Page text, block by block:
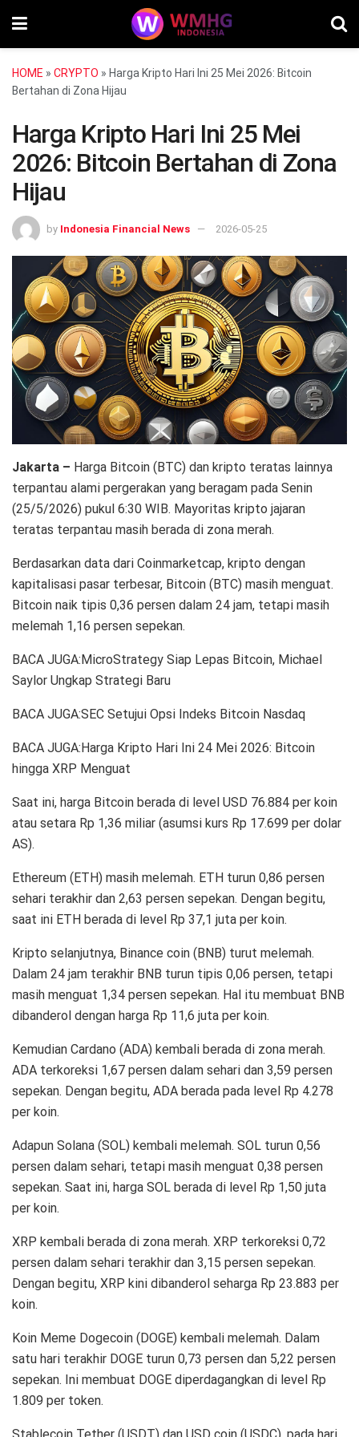
HOME » CRYPTO » Harga Kripto Hari Ini 25 Mei 2026: Bitcoin
Bertahan di Zona Hijau
Harga Kripto Hari Ini 25 Mei
2026: Bitcoin Bertahan di Zona
Hijau
by Indonesia Financial News 2026-05-25
Jakarta – Harga Bitcoin (BTC) dan kripto teratas lainnya
terpantau alami pergerakan yang beragam pada Senin
(25/5/2026) pukul 6:30 WIB. Mayoritas kripto jajaran
teratas terpantau masih berada di zona merah.
Berdasarkan data dari Coinmarketcap, kripto dengan
kapitalisasi pasar terbesar, Bitcoin (BTC) masih menguat.
Bitcoin naik tipis 0,36 persen dalam 24 jam, tetapi masih
melemah 1,16 persen sepekan.
BACA JUGA:MicroStrategy Siap Lepas Bitcoin, Michael
Saylor Ungkap Strategi Baru
BACA JUGA:SEC Setujui Opsi Indeks Bitcoin Nasdaq
BACA JUGA:Harga Kripto Hari Ini 24 Mei 2026: Bitcoin
hingga XRP Menguat
Saat ini, harga Bitcoin berada di level USD 76.884 per koin
atau setara Rp 1,36 miliar (asumsi kurs Rp 17.699 per dolar
AS).
Ethereum (ETH) masih melemah. ETH turun 0,86 persen
sehari terakhir dan 2,63 persen sepekan. Dengan begitu,
saat ini ETH berada di level Rp 37,1 juta per koin.
Kripto selanjutnya, Binance coin (BNB) turut melemah.
Dalam 24 jam terakhir BNB turun tipis 0,06 persen, tetapi
masih menguat 1,34 persen sepekan. Hal itu membuat BNB
dibanderol dengan harga Rp 11,6 juta per koin.
Kemudian Cardano (ADA) kembali berada di zona merah.
ADA terkoreksi 1,67 persen dalam sehari dan 3,59 persen
sepekan. Dengan begitu, ADA berada pada level Rp 4.278
per koin.
Adapun Solana (SOL) kembali melemah. SOL turun 0,56
persen dalam sehari, tetapi masih menguat 0,38 persen
sepekan. Saat ini, harga SOL berada di level Rp 1,50 juta
per koin.
XRP kembali berada di zona merah. XRP terkoreksi 0,72
persen dalam sehari terakhir dan 3,15 persen sepekan.
Dengan begitu, XRP kini dibanderol seharga Rp 23.883 per
koin.
Koin Meme Dogecoin (DOGE) kembali melemah. Dalam
satu hari terakhir DOGE turun 0,73 persen dan 5,22 persen
sepekan. Ini membuat DOGE diperdagangkan di level Rp
1.809 per token.